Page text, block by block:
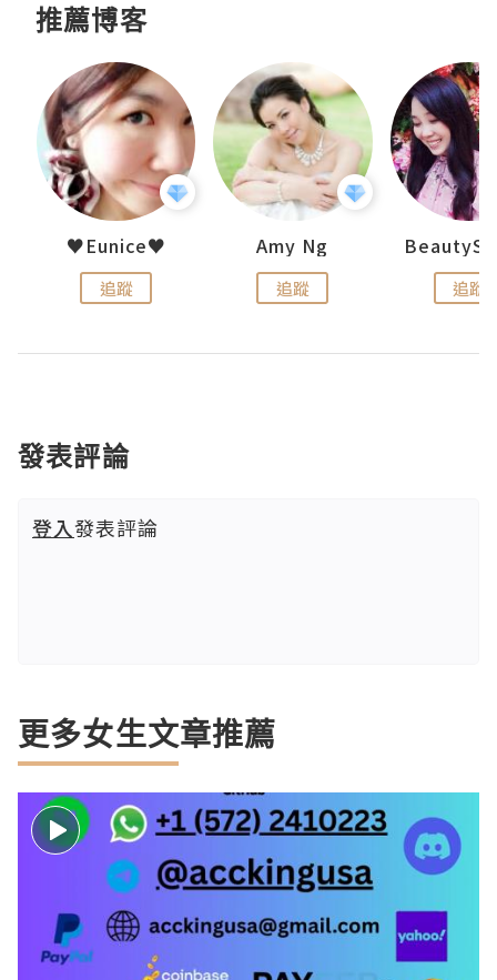
推薦博客
♥Eunice♥
追蹤
Amy Ng
追蹤 追蹤
發表評論
登入發表評論
更多女生文章推薦